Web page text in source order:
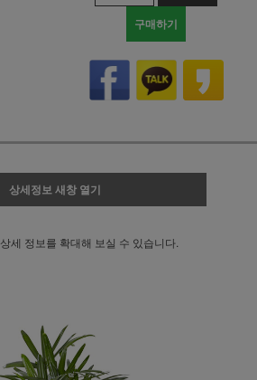
구매하기
상세정보 새창 열기
상세 정보를 확대해 보실 수 있습니다.